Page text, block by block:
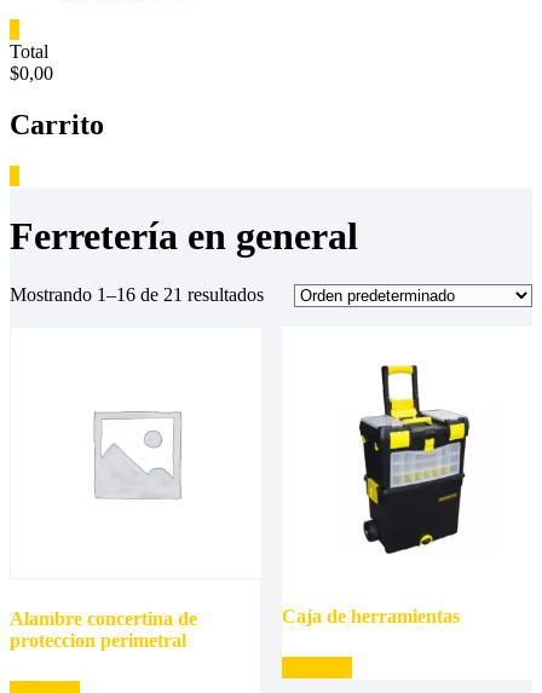
Total
$0,00
Carrito
Ferretería en general
Mostrando 1–16 de 21 resultados
Alambre concertina de
proteccion perimetral
Caja de herramientas